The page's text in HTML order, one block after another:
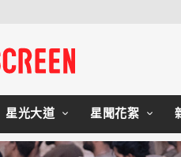
星光大道 星聞花絮